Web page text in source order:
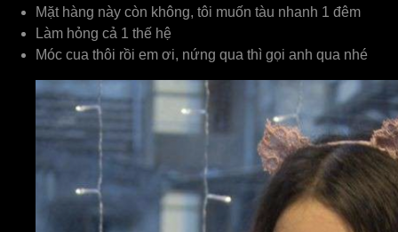
Mặt hàng này còn không, tôi muốn tàu nhanh 1 đêm
Làm hỏng cả 1 thế hệ
Móc cua thôi rồi em ơi, nứng qua thì gọi anh qua nhé